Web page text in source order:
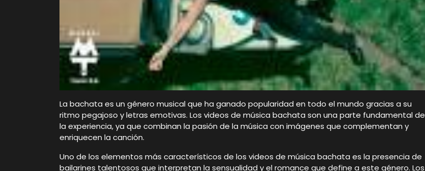
La bachata es un género musical que ha ganado popularidad en todo el mundo gracias a su
ritmo pegajoso y letras emotivas. Los videos de música bachata son una parte fundamental de
la experiencia, ya que combinan la pasión de la música con imágenes que complementan y
enriquecen la canción.
Uno de los elementos más característicos de los videos de música bachata es la presencia de
bailarines talentosos que interpretan la sensualidad y el romance que define a este género. Los